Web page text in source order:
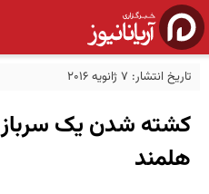
تاریخ انتشار: 7 ژانویه 2016
کشته شدن یک سرباز
هلمند